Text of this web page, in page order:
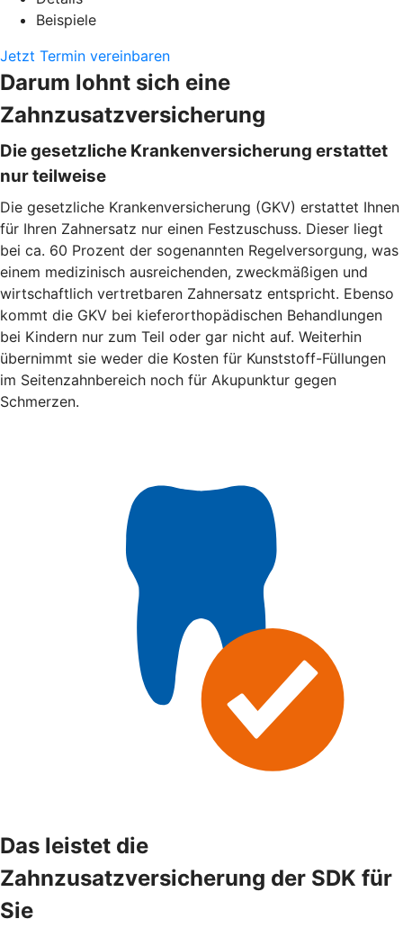
Beispiele
Jetzt Termin vereinbaren
Darum lohnt sich eine
Zahnzusatzversicherung
Die gesetzliche Krankenversicherung erstattet
nur teilweise
Die gesetzliche Krankenversicherung (GKV) erstattet Ihnen
für Ihren Zahnersatz nur einen Festzuschuss. Dieser liegt
bei ca. 60 Prozent der sogenannten Regelversorgung, was
einem medizinisch ausreichenden, zweckmäßigen und
wirtschaftlich vertretbaren Zahnersatz entspricht. Ebenso
kommt die GKV bei kieferorthopädischen Behandlungen
bei Kindern nur zum Teil oder gar nicht auf. Weiterhin
übernimmt sie weder die Kosten für Kunststoff-Füllungen
im Seitenzahnbereich noch für Akupunktur gegen
Schmerzen.
Das leistet die
Zahnzusatzversicherung der SDK für
Sie